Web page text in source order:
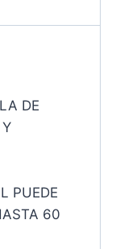
DE
PUEDE
60